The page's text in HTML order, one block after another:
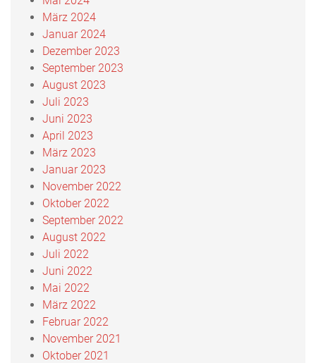
März 2024
Januar 2024
Dezember 2023
September 2023
August 2023
Juli 2023
Juni 2023
April 2023
März 2023
Januar 2023
November 2022
Oktober 2022
September 2022
August 2022
Juli 2022
Juni 2022
Mai 2022
März 2022
Februar 2022
November 2021
Oktober 2021